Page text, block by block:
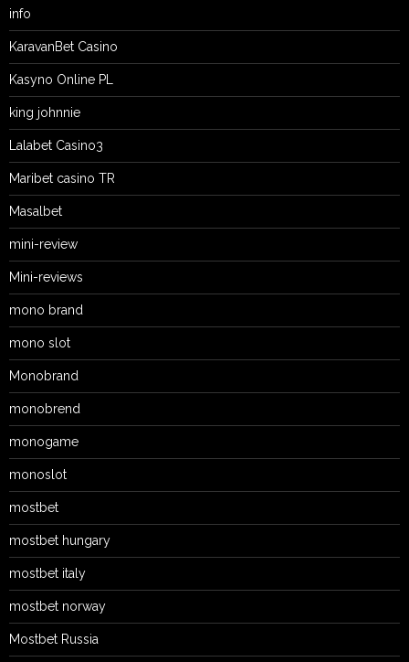
info
KaravanBet Casino
Kasyno Online PL
king johnnie
Lalabet Casino3
Maribet casino TR
Masalbet
mini-review
Mini-reviews
mono brand
mono slot
Monobrand
monobrend
monogame
monoslot
mostbet
mostbet hungary
mostbet italy
mostbet norway
Mostbet Russia